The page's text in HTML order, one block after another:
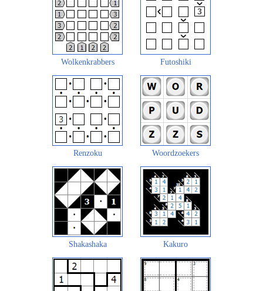
Wolkenkrabbers Futoshiki
Renzoku Woordzoekers
Shakashaka Kakuro